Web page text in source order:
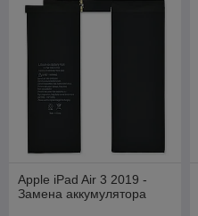
Apple iPad Air 3 2019 -
Замена аккумулятора